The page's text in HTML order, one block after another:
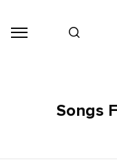
Songs